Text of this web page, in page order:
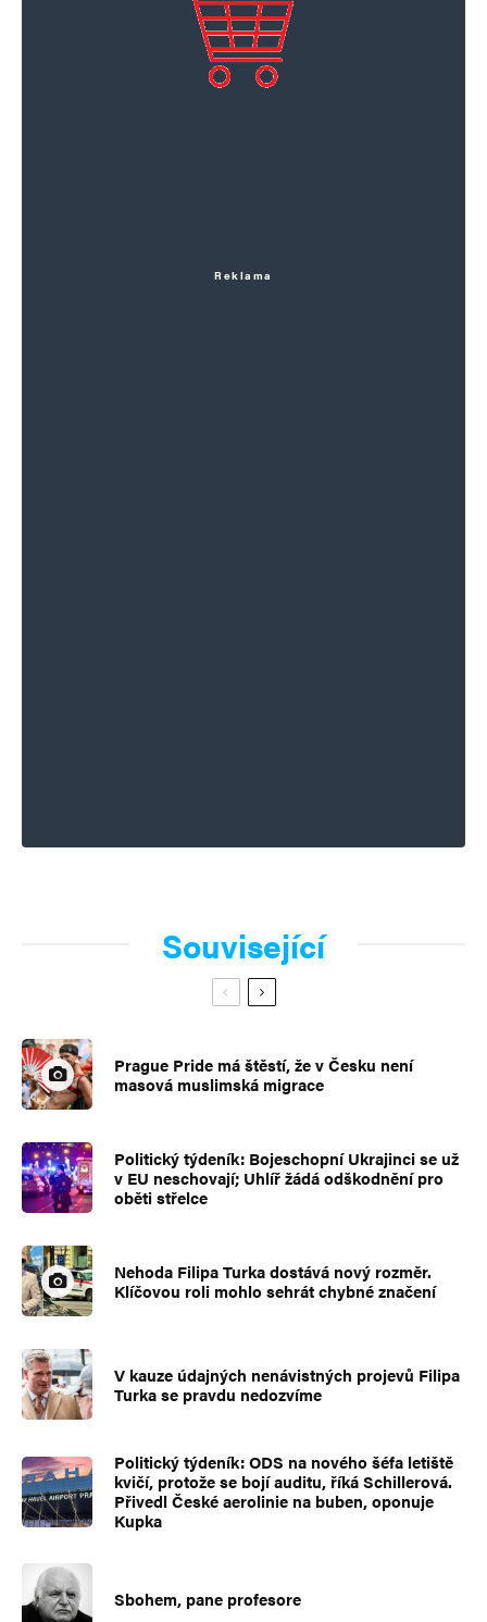
Reklama
Související
Prague Pride má štěstí, že v Česku není
masová muslimská migrace
Politický týdeník: Bojeschopní Ukrajinci se už
v EU neschovají; Uhlíř žádá odškodnění pro
oběti střelce
Nehoda Filipa Turka dostává nový rozměr.
Klíčovou roli mohlo sehrát chybné značení
V kauze údajných nenávistných projevů Filipa
Turka se pravdu nedozvíme
Politický týdeník: ODS na nového šéfa letiště
kvičí, protože se bojí auditu, říká Schillerová.
Přivedl České aerolinie na buben, oponuje
Kupka
Sbohem, pane profesore